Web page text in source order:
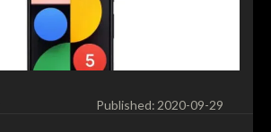
Published: 2020-09-29